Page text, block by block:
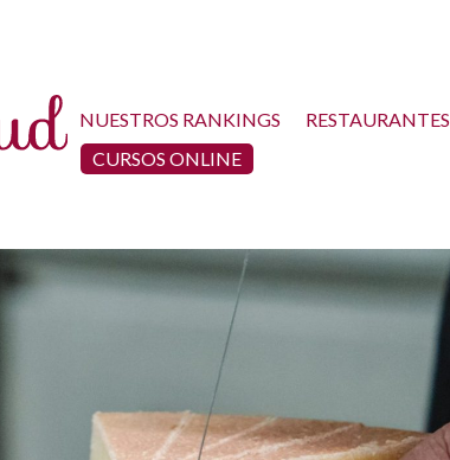
NUESTROS RANKINGS RESTAURANTES
CURSOS ONLINE